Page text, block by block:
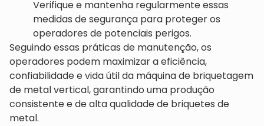
Verifique e mantenha regularmente essas
medidas de segurança para proteger os
operadores de potenciais perigos.
Seguindo essas práticas de manutenção, os
operadores podem maximizar a eficiência,
confiabilidade e vida útil da máquina de briquetagem
de metal vertical, garantindo uma produção
consistente e de alta qualidade de briquetes de
metal.